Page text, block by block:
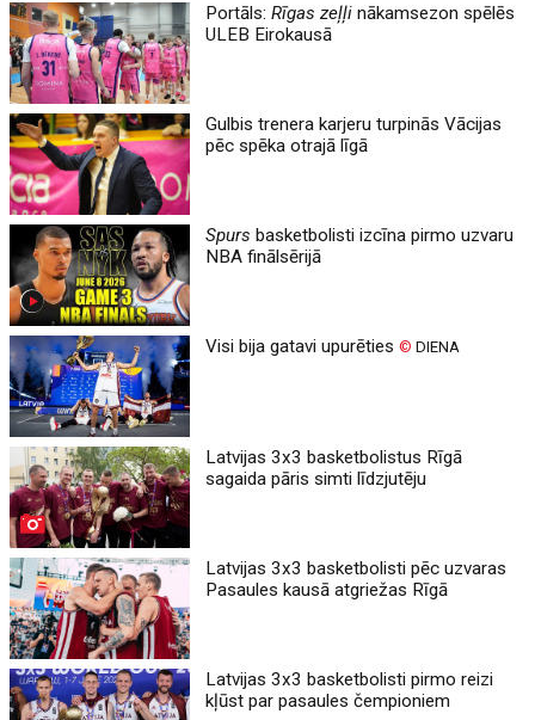
Portāls:Rīgas zeļļi nākamsezon spēlēs
ULEB Eirokausā
Gulbis trenera karjeru turpinās Vācijas
pēc spēka otrajā līgā
Spurs basketbolisti izcīna pirmo uzvaru
NBA finālsērijā
Visi bija gatavi upurēties© DIENA
Latvijas 3x3 basketbolistus Rīgā
sagaida pāris simti līdzjutēju
Latvijas 3x3 basketbolisti pēc uzvaras
Pasaules kausā atgriežas Rīgā
Latvijas 3x3 basketbolisti pirmo reizi
kļūst par pasaules čempioniem